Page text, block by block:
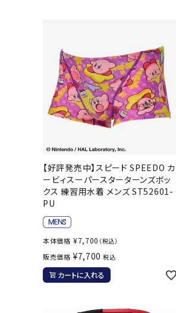
【好評発売中】スピード SPEEDO カ
ービィスーパースターターンズボッ
クス 練習用水着 メンズ ST52601-
PU
本体価格 ¥7,700 （税込）
販売価格 ¥7,700 税込
カートに入れる